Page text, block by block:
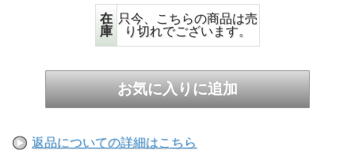
在
庫
只今、こちらの商品は売
り切れでございます。
返品についての詳細はこちら